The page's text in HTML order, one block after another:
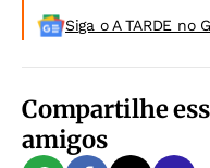
Siga o A TARDE no
Compartilhe
amigos